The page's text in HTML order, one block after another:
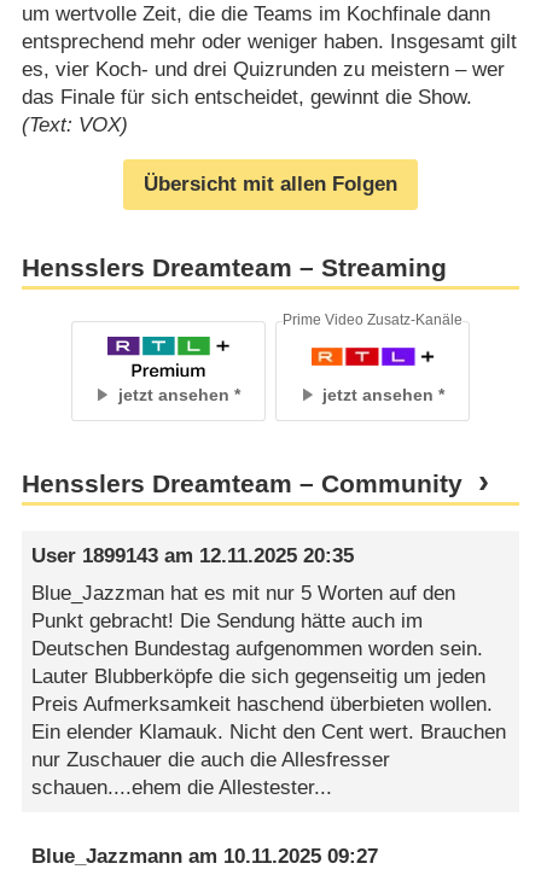
um wertvolle Zeit, die die Teams im Kochfinale dann
entsprechend mehr oder weniger haben. Insgesamt gilt
es, vier Koch- und drei Quizrunden zu meistern – wer
das Finale für sich entscheidet, gewinnt die Show.
(Text: VOX)
Übersicht mit allen Folgen
Hensslers Dreamteam – Streaming
jetzt ansehen jetzt ansehen
Prime Video Zusatz-Kanäle
Hensslers Dreamteam – Community
User 1899143 am 12.11.2025 20:35
Blue_Jazzman hat es mit nur 5 Worten auf den
Punkt gebracht! Die Sendung hätte auch im
Deutschen Bundestag aufgenommen worden sein.
Lauter Blubberköpfe die sich gegenseitig um jeden
Preis Aufmerksamkeit haschend überbieten wollen.
Ein elender Klamauk. Nicht den Cent wert. Brauchen
nur Zuschauer die auch die Allesfresser
schauen....ehem die Allestester...
Blue_Jazzmann am 10.11.2025 09:27